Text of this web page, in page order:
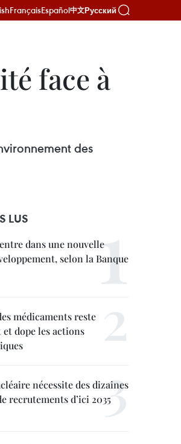
FrançaisEspañol中文Русский
face à
des
LUS
dans une nouvelle
selon la Banque
médicaments reste
dope les actions
nécessite des dizaines
recrutements d’ici 2035